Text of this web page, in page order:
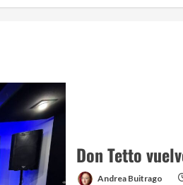
Don Tetto
Andrea Buitrago